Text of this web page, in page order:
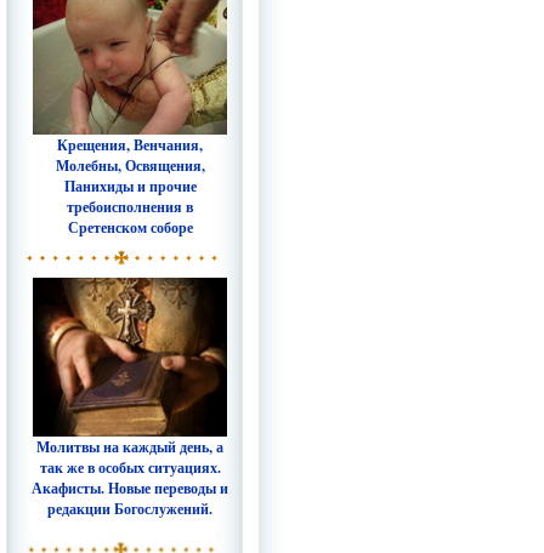
Крещения, Венчания,
Молебны, Освящения,
Панихиды и прочие
требоисполнения в
Сретенском соборе
Молитвы на каждый день, а
так же в особых ситуациях.
Акафисты. Новые переводы и
редакции Богослужений.